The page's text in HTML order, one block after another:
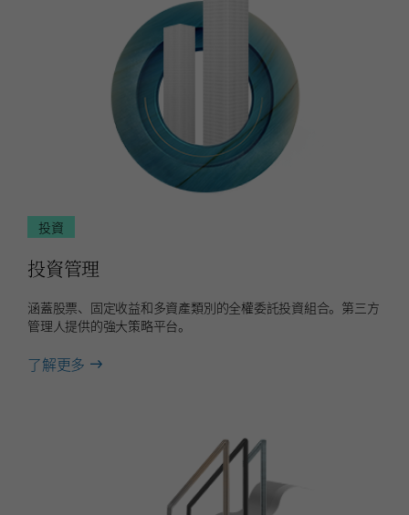
投資
投資管理
涵蓋股票、固定收益和多資產類別的全權委託投資組合。第三方
管理人提供的強大策略平台。
了解更多 about